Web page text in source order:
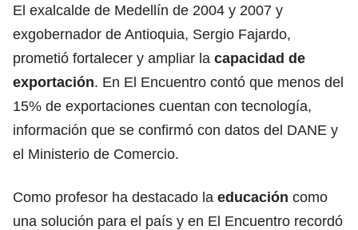
El exalcalde de Medellín de 2004 y 2007 y
exgobernador de Antioquia, Sergio Fajardo,
prometió fortalecer y ampliar la capacidad de
exportación. En El Encuentro contó que menos del
15% de exportaciones cuentan con tecnología,
información que se confirmó con datos del DANE y
el Ministerio de Comercio.
Como profesor ha destacado la educación como
una solución para el país y en El Encuentro recordó